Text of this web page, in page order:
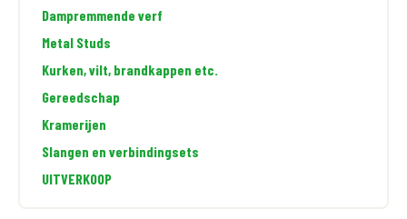
Dampremmende verf
Metal Studs
Kurken, vilt, brandkappen etc.
Gereedschap
Kramerijen
Slangen en verbindingsets
UITVERKOOP